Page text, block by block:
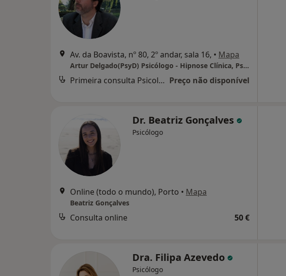
Av. da Boavista, nº 80, 2º andar, sala 16, • Mapa
Artur Delgado(PsyD) Psicólogo - Hipnose Clínica, Psicoterapia & Coaching
Primeira consulta Psicologia Preço não disponível
Dr. Beatriz Gonçalves
Psicólogo
Online (todo o mundo), Porto • Mapa
Beatriz Gonçalves
Consulta online 50 €
Dra. Filipa Azevedo
Psicólogo